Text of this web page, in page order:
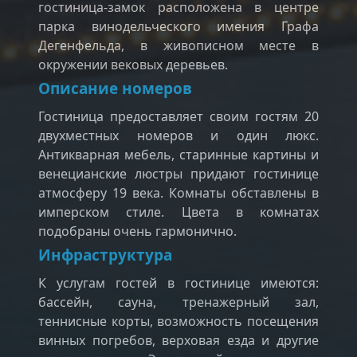
гостиница-замок расположена в центре
парка винодельческого имения Графа
Дегенфельда, в живописном месте в
окружении вековых деревьев.
Описание номеров
Гостиница предоставляет своим гостям 20
двухместных номеров и один люкс.
Антикварная мебель, старинные картины и
венецианские люстры придают гостинице
атмосферу 19 века. Комнаты обставлены в
имперском стиле. Цвета в комнатах
подобраны очень гармонично.
Инфраструктура
К услугам гостей в гостинице имеются:
бассейн, сауна, тренажерный зал,
теннисные корты, возможность посещения
винных погребов, верховая езда и другие